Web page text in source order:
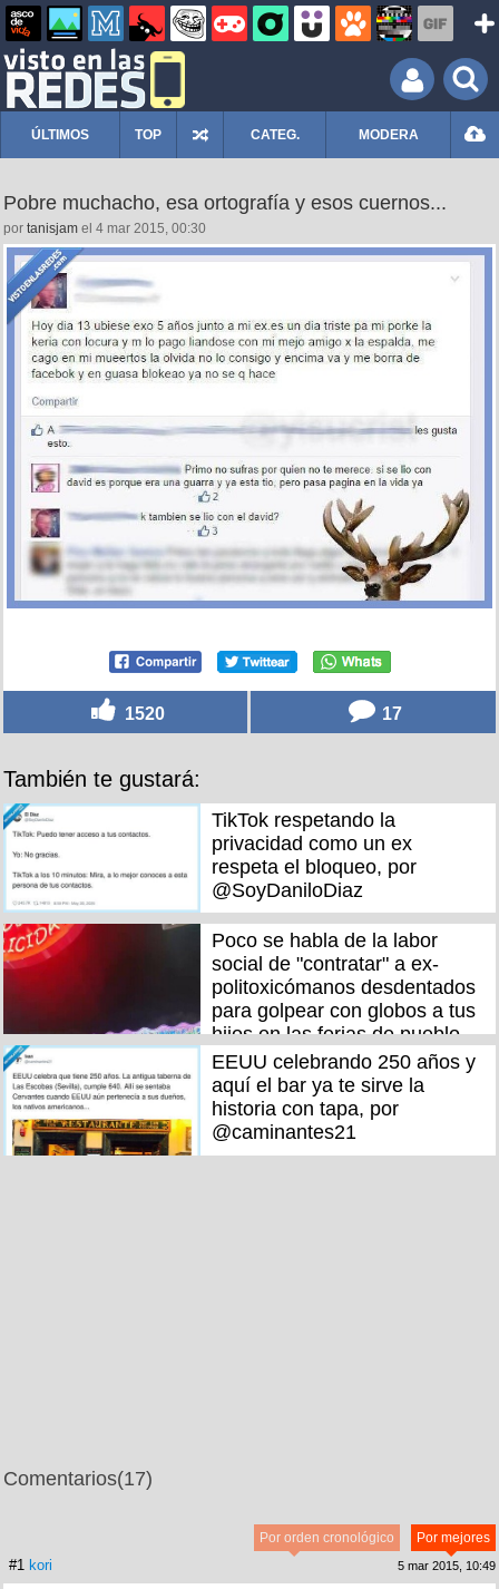
ÚLTIMOS TOP CATEG. MODERA
Pobre muchacho, esa ortografía y esos cuernos...
por tanisjam el 4 mar 2015, 00:30
1520 17
También te gustará:
TikTok respetando la
privacidad como un ex
respeta el bloqueo, por
@SoyDaniloDiaz
Poco se habla de la labor
social de "contratar" a ex-
politoxicómanos desdentados
para golpear con globos a tus
hijos en las ferias de pueblo
EEUU celebrando 250 años y
aquí el bar ya te sirve la
historia con tapa, por
@caminantes21
Comentarios(17)
Por mejores
Por orden cronológico
#1 kori 5 mar 2015, 10:49